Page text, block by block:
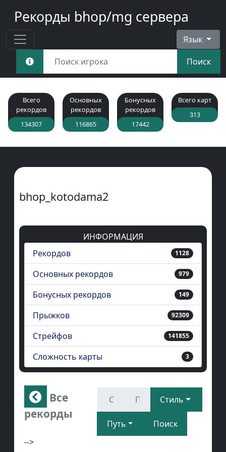
Рекорды bhop/mg сервера
Язык
Поиск
Всего
рекордов
134307
Основных
рекордов
116865
Бонусных
рекордов
17442
Всего карт
313
bhop_kotodama2
ИНФОРМАЦИЯ
Рекордов
1128
Основных рекордов 979
Бонусных рекордов 149
Прыжков 92309
Стрейфов 141855
Сложность карты 3
Все
рекорды
Стиль
Путь
Поиск
-->